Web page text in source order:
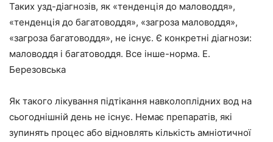
Таких узд-діагнозів, як «тенденція до маловоддя»,
«тенденція до багатоводдя», «загроза маловоддя»,
«загроза багатоводдя», не існує. Є конкретні діагнози:
маловоддя і багатоводдя. Все інше-норма. Е.
Березовська
Як такого лікування підтікання навколоплідних вод на
сьогоднішній день не існує. Немає препаратів, які
зупинять процес або відновлять кількість амніотичної